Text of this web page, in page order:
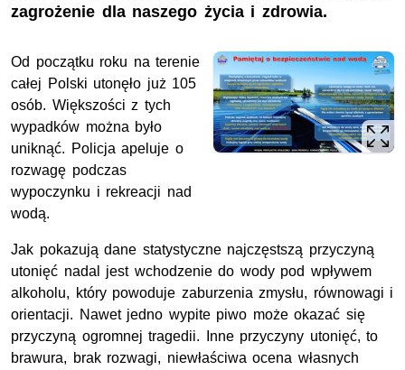
zagrożenie dla naszego życia i zdrowia.
Od początku roku na terenie
całej Polski utonęło już 105
osób. Większości z tych
wypadków można było
uniknąć. Policja apeluje o
rozwagę podczas
wypoczynku i rekreacji nad
wodą.
Jak pokazują dane statystyczne najczęstszą przyczyną
utonięć nadal jest wchodzenie do wody pod wpływem
alkoholu, który powoduje zaburzenia zmysłu, równowagi i
orientacji. Nawet jedno wypite piwo może okazać się
przyczyną ogromnej tragedii. Inne przyczyny utonięć, to
brawura, brak rozwagi, niewłaściwa ocena własnych